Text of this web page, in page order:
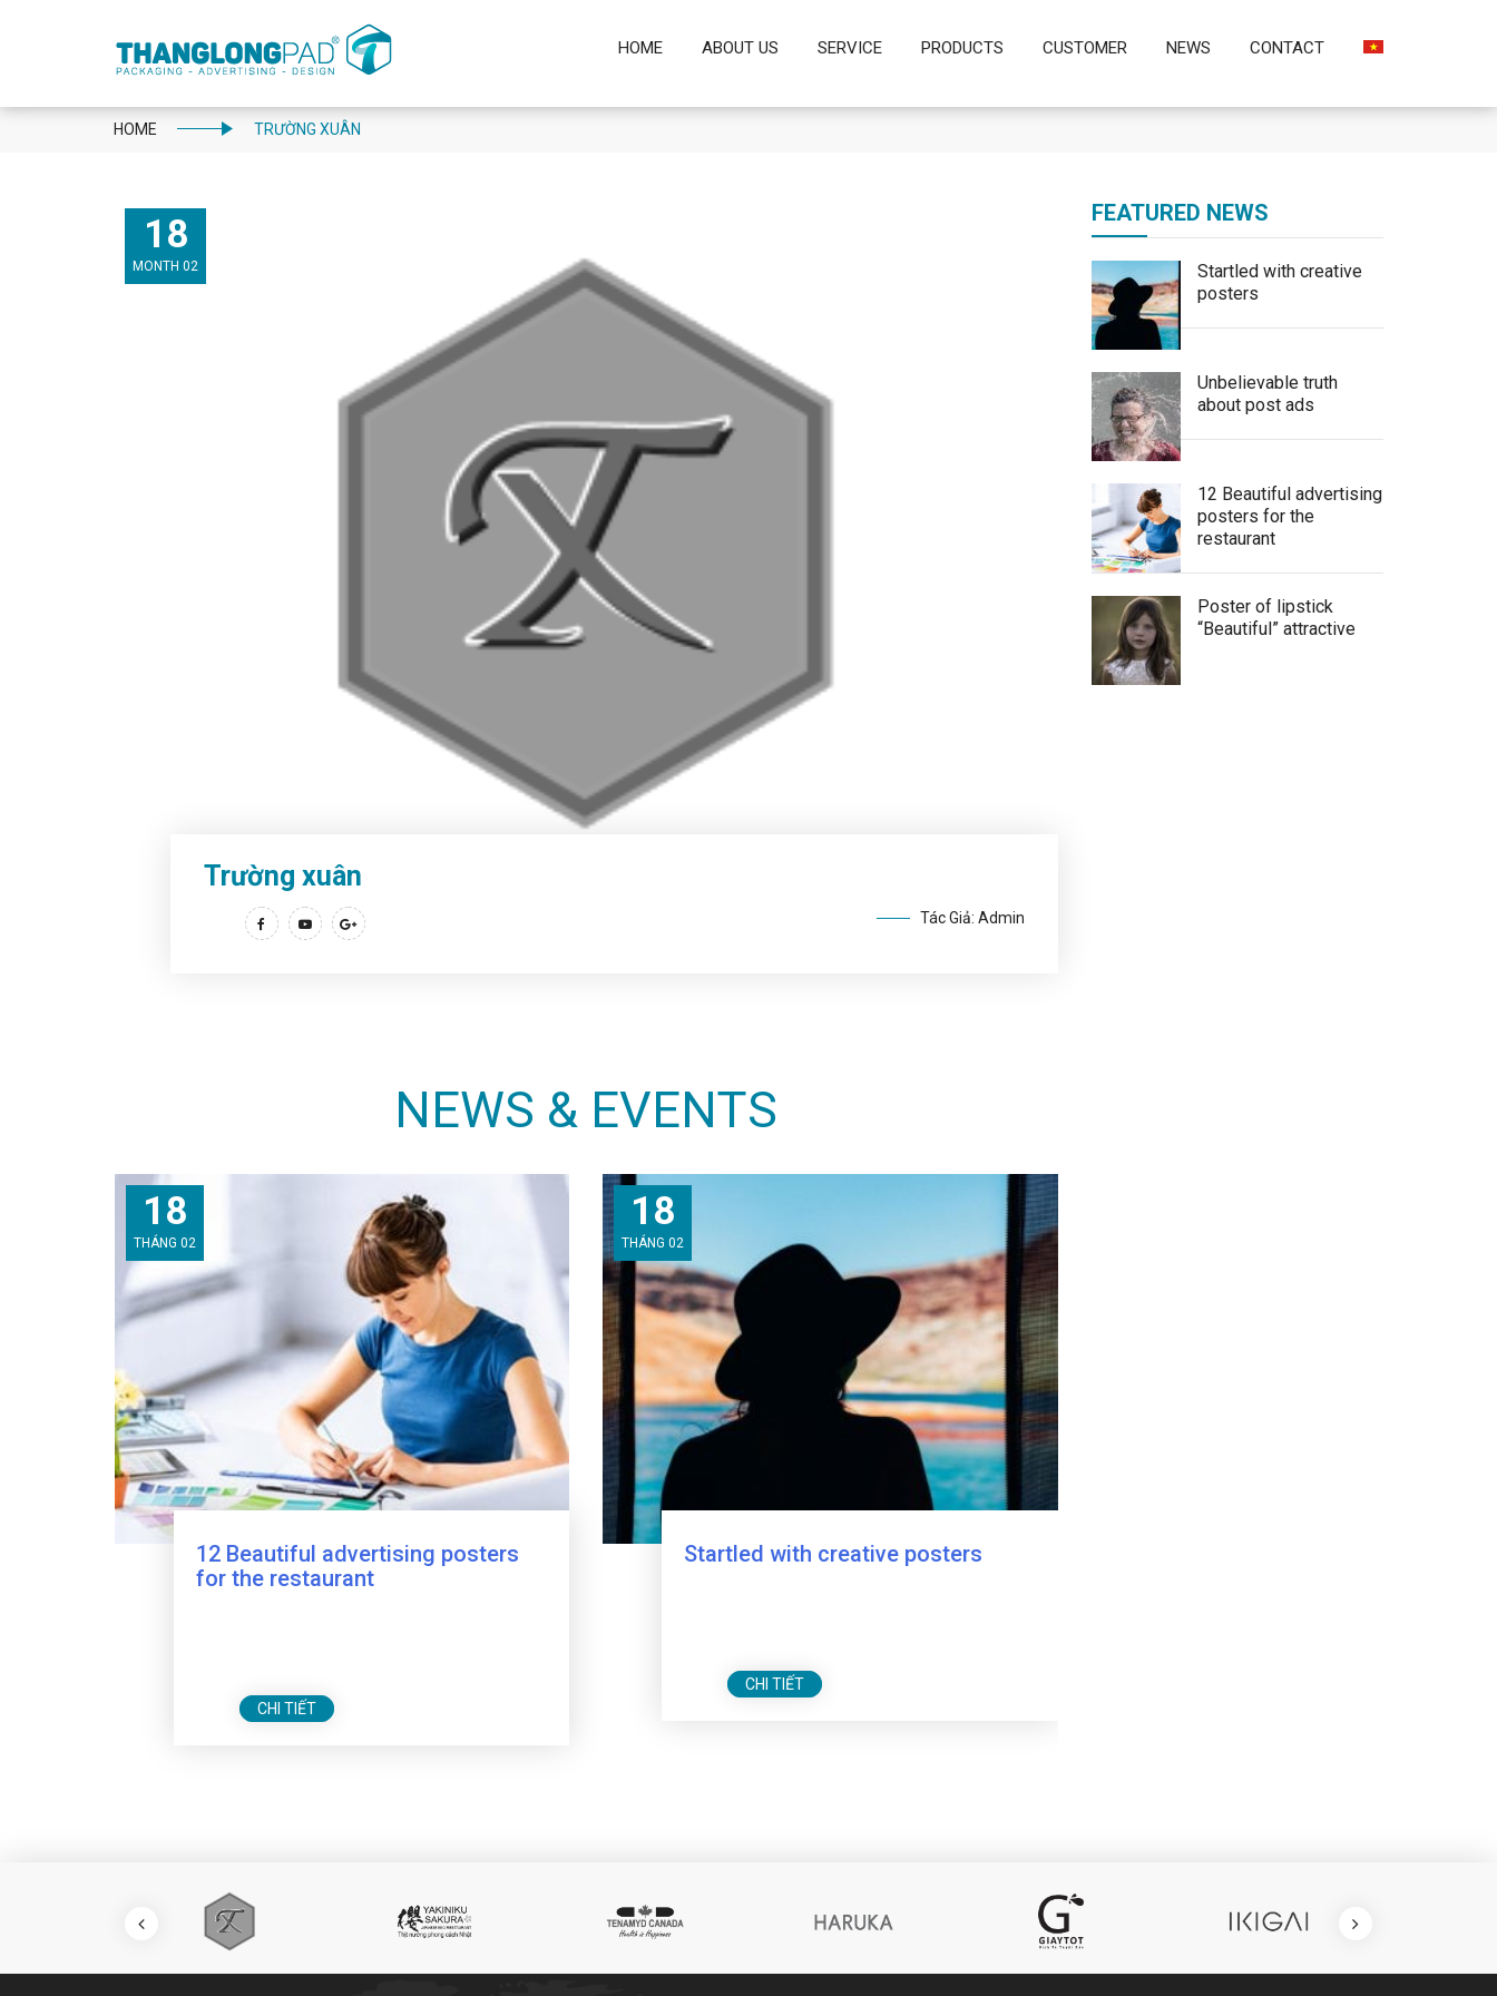
HOME ABOUT US SERVICE PRODUCTS CUSTOMER NEWS CONTACT
HOME TRƯỜNG XUÂN
18
MONTH 02
Trường xuân
Tác Giả: Admin
NEWS & EVENTS
18
THÁNG 02
12 Beautiful advertising posters
for the restaurant
CHI TIẾT
18
THÁNG 02
Startled with creative posters
CHI TIẾT
FEATURED NEWS
Startled with creative
posters
Unbelievable truth
about post ads
12 Beautiful advertising
posters for the
restaurant
Poster of lipstick
“Beautiful” attractive